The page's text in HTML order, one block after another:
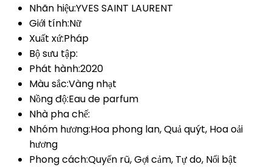
Nhãn hiệu:YVES SAINT LAURENT
Giới tính:Nữ
Xuất xứ:Pháp
Bộ sưu tập:
Phát hành:2020
Màu sắc:Vàng nhạt
Nồng độ:Eau de parfum
Nhà pha chế:
Nhóm hương:Hoa phong lan, Quả quýt, Hoa oải
hương
Phong cách:Quyến rũ, Gợi cảm, Tự do, Nổi bật